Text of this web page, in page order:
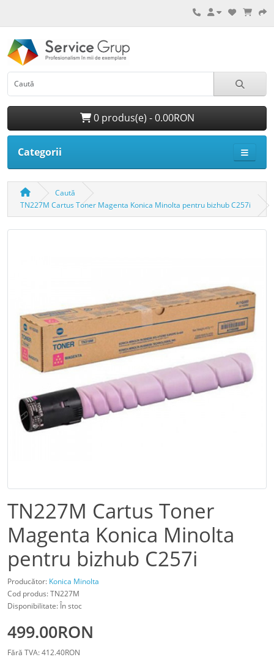
0 produs(e) - 0.00RON
Categorii
Caută
TN227M Cartus Toner Magenta Konica Minolta pentru bizhub C257i
TN227M Cartus Toner
Magenta Konica Minolta
pentru bizhub C257i
Producător: Konica Minolta
Cod produs: TN227M
Disponibilitate: În stoc
499.00RON
Fără TVA: 412.40RON